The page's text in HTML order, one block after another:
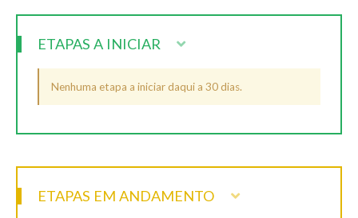
ETAPAS A INICIAR
Nenhuma etapa a iniciar daqui a 30 dias.
ETAPAS EM ANDAMENTO